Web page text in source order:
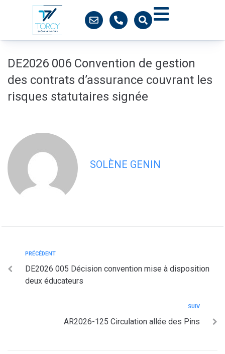
DE2026 006 Convention de gestion
des contrats d’assurance couvrant les
risques statutaires signée
SOLÈNE GENIN
PRÉCÉDENT
DE2026 005 Décision convention mise à disposition
deux éducateurs
SUIV
AR2026-125 Circulation allée des Pins